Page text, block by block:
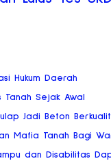
Hukum Daerah
Tanah Sejak Awal
Jadi Beton
Mafia Tanah Bagi
dan Disabilitas